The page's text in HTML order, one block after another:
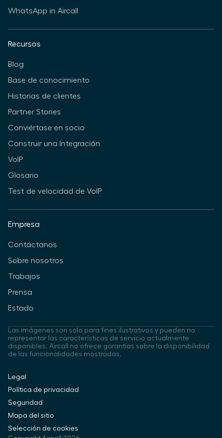
WhatsApp in Aircall
Recursos
Blog
Base de conocimiento
Historias de clientes
Partner Stories
Conviértase en socio
Construir una Integración
VoIP
Glosario
Test de velocidad de VoIP
Empresa
Contáctanos
Sobre nosotros
Trabajos
Prensa
Estado
Las imágenes son solo para fines ilustrativos y pueden no
representar las características de servicio actualmente
disponibles. Aircall no ofrece garantías sobre la disponibilidad
de las funcionalidades mostradas.
Legal
Política de privacidad
Seguridad
Mapa del sitio
Selección de cookies